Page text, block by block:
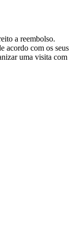
a reembolso.
acordo com os seus
uma visita com